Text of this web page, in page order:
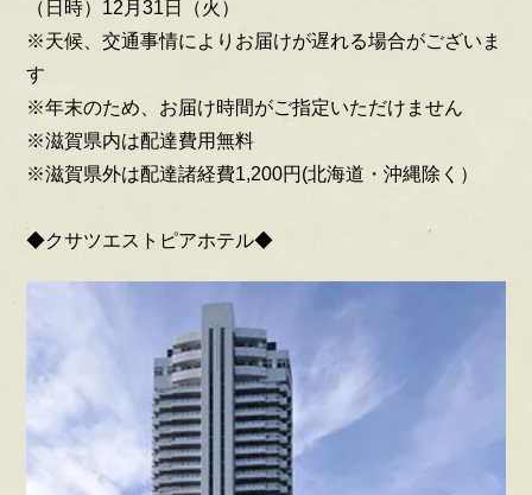
（日時）12月31日（火）
※天候、交通事情によりお届けが遅れる場合がございま
す
※年末のため、お届け時間がご指定いただけません
※滋賀県内は配達費用無料
※滋賀県外は配達諸経費1,200円(北海道・沖縄除く）
◆クサツエストピアホテル◆